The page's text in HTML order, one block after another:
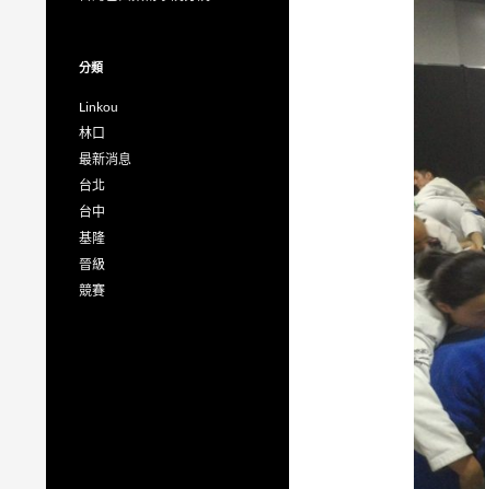
分類
Linkou
林口
最新消息
台北
台中
基隆
晉級
競賽